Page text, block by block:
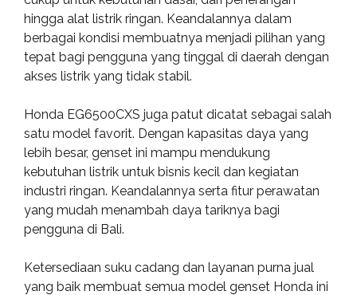
hingga alat listrik ringan. Keandalannya dalam
berbagai kondisi membuatnya menjadi pilihan yang
tepat bagi pengguna yang tinggal di daerah dengan
akses listrik yang tidak stabil.
Honda EG6500CXS juga patut dicatat sebagai salah
satu model favorit. Dengan kapasitas daya yang
lebih besar, genset ini mampu mendukung
kebutuhan listrik untuk bisnis kecil dan kegiatan
industri ringan. Keandalannya serta fitur perawatan
yang mudah menambah daya tariknya bagi
pengguna di Bali.
Ketersediaan suku cadang dan layanan purna jual
yang baik membuat semua model genset Honda ini